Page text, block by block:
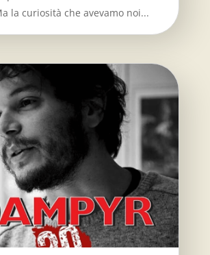
la curiosità che avevamo noi...